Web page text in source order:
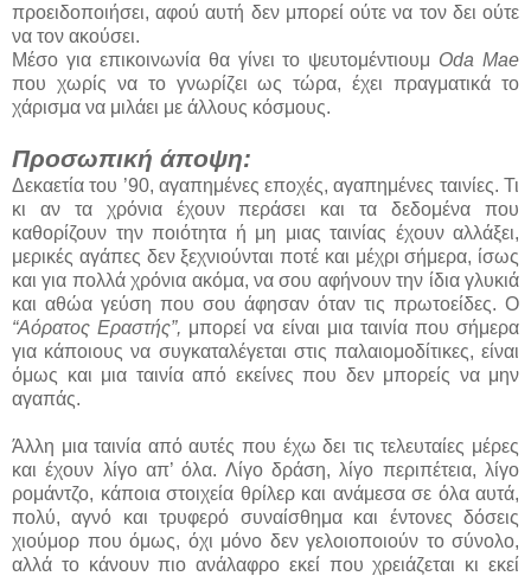
προειδοποιήσει, αφού αυτή δεν μπορεί ούτε να τον δει ούτε
να τον ακούσει.
Μέσο για επικοινωνία θα γίνει το ψευτομέντιουμ Oda Mae
που χωρίς να το γνωρίζει ως τώρα, έχει πραγματικά το
χάρισμα να μιλάει με άλλους κόσμους.
Προσωπική άποψη:
Δεκαετία του ’90, αγαπημένες εποχές, αγαπημένες ταινίες. Τι
κι αν τα χρόνια έχουν περάσει και τα δεδομένα που
καθορίζουν την ποιότητα ή μη μιας ταινίας έχουν αλλάξει,
μερικές αγάπες δεν ξεχνιούνται ποτέ και μέχρι σήμερα, ίσως
και για πολλά χρόνια ακόμα, να σου αφήνουν την ίδια γλυκιά
και αθώα γεύση που σου άφησαν όταν τις πρωτοείδες. Ο
“Αόρατος Εραστής”, μπορεί να είναι μια ταινία που σήμερα
για κάποιους να συγκαταλέγεται στις παλαιομοδίτικες, είναι
όμως και μια ταινία από εκείνες που δεν μπορείς να μην
αγαπάς.
Άλλη μια ταινία από αυτές που έχω δει τις τελευταίες μέρες
και έχουν λίγο απ’ όλα. Λίγο δράση, λίγο περιπέτεια, λίγο
ρομάντζο, κάποια στοιχεία θρίλερ και ανάμεσα σε όλα αυτά,
πολύ, αγνό και τρυφερό συναίσθημα και έντονες δόσεις
χιούμορ που όμως, όχι μόνο δεν γελοιοποιούν το σύνολο,
αλλά το κάνουν πιο ανάλαφρο εκεί που χρειάζεται κι εκεί